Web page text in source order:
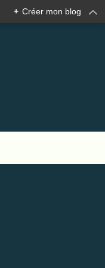
+ Créer mon blog